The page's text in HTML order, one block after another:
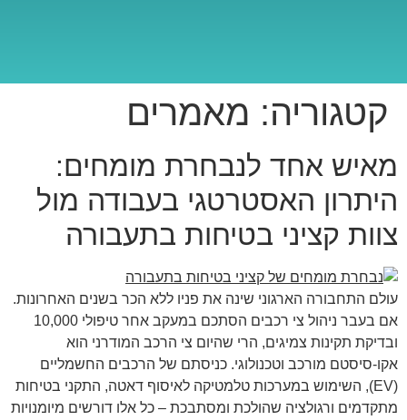
קטגוריה: מאמרים
מאיש אחד לנבחרת מומחים:
היתרון האסטרטגי בעבודה מול
צוות קציני בטיחות בתעבורה
עולם התחבורה הארגוני שינה את פניו ללא הכר בשנים האחרונות.
אם בעבר ניהול צי רכבים הסתכם במעקב אחר טיפולי 10,000
ובדיקת תקינות צמיגים, הרי שהיום צי הרכב המודרני הוא
אקו-סיסטם מורכב וטכנולוגי. כניסתם של הרכבים החשמליים
(EV), השימוש במערכות טלמטיקה לאיסוף דאטה, התקני בטיחות
מתקדמים ורגולציה שהולכת ומסתבכת – כל אלו דורשים מיומנויות